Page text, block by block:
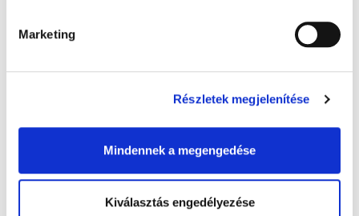
Marketing
Részletek megjelenítése
Mindennek a megengedése
Kiválasztás engedélyezése
Tűzveszélyes anyag tároló szekrény,
világos szürke - 50x100x50 cm,1x
265 000 Ft + Áfa